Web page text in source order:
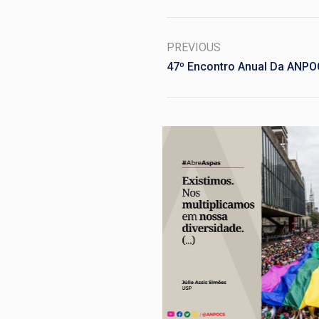
PREVIOUS
47º Encontro Anual Da